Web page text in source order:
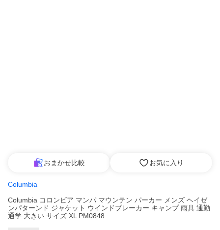
おまかせ比較 お気に入り
Columbia
Columbia コロンビア マンパ マウンテン パーカー メンズ ヘイゼ
ンパターンド ジャケット ウインドブレーカー キャンプ 雨具 通勤
通学 大きい サイズ XL PM0848